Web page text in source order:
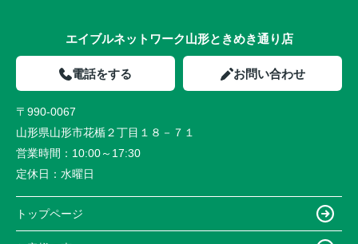
エイブルネットワーク山形ときめき通り店
電話をする お問い合わせ
〒990-0067
山形県山形市花楯２丁目１８－７１
営業時間： 10:00～17:30
定休日： 水曜日
トップページ